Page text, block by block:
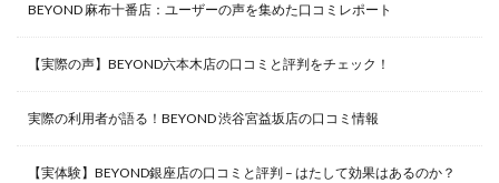
BEYOND 麻布十番店：ユーザーの声を集めた口コミレポート
【実際の声】BEYOND六本木店の口コミと評判をチェック！
実際の利用者が語る！BEYOND 渋谷宮益坂店の口コミ情報
【実体験】BEYOND銀座店の口コミと評判 – はたして効果はあるのか？